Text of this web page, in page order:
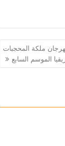
ملكة المحجبات
الموسم السابع